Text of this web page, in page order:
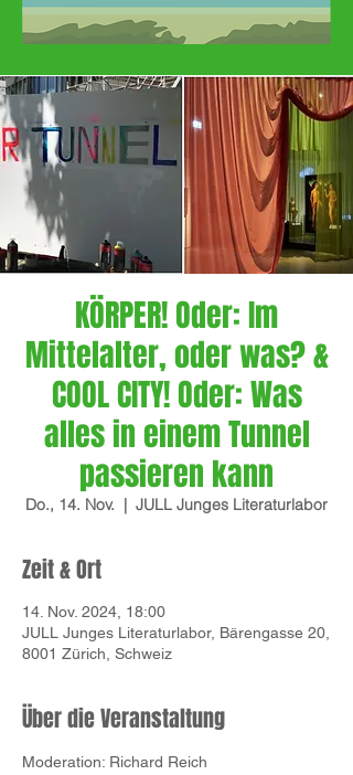
KÖRPER! Oder: Im
Mittelalter, oder was? &
COOL CITY! Oder: Was
alles in einem Tunnel
passieren kann
Do., 14. Nov.
  |
JULL Junges Literaturlabor
Zeit & Ort
14. Nov. 2024, 18:00
JULL Junges Literaturlabor, Bärengasse 20,
8001 Zürich, Schweiz
Über die Veranstaltung
Moderation: Richard Reich